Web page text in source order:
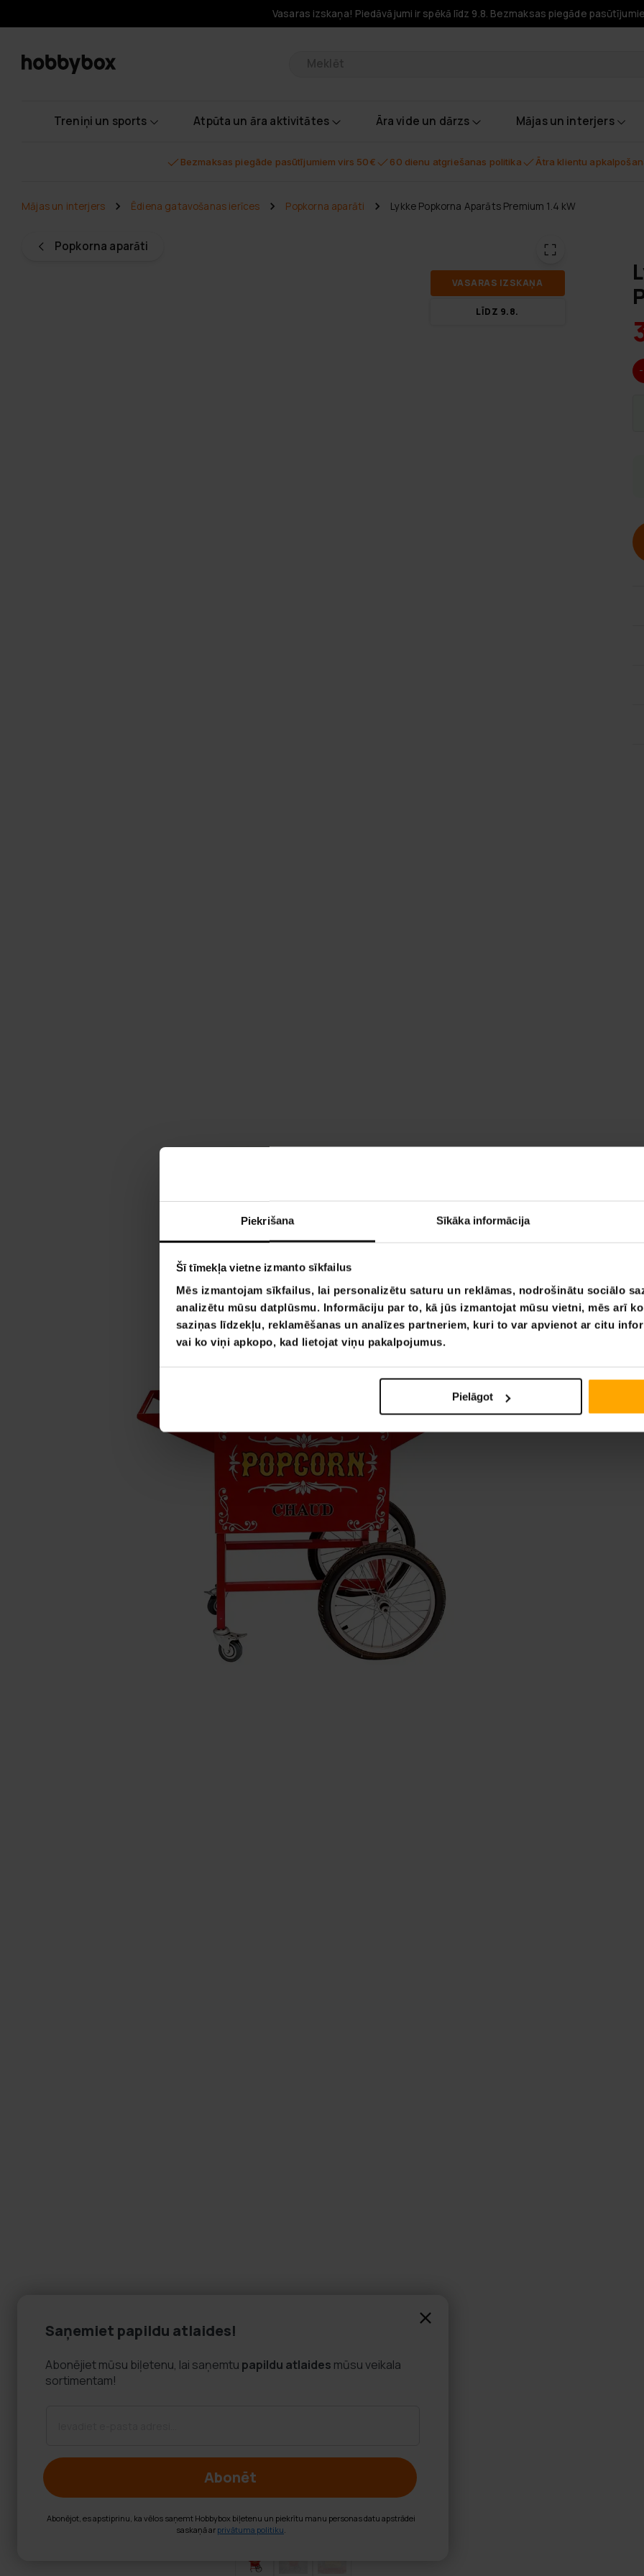
Piekrišana Sīkāka informācija
Šī tīmekļa vietne izmanto sīkfailus
Mēs izmantojam sīkfailus, lai personalizētu saturu un reklāmas, nodrošinātu sociālo
analizētu mūsu datplūsmu. Informāciju par to, kā jūs izmantojat mūsu vietni, mēs arī
saziņas līdzekļu, reklamēšanas un analīzes partneriem, kuri to var apvienot ar citu
vai ko viņi apkopo, kad lietojat viņu pakalpojumus.
Pielāgot
Vasaras izskaņa! Piedāvājumi ir spēkā līdz 9.8. Bezmaksas piegāde
Treniņi un sports Atpūta un āra aktivitātes Āra vide un dārzs Mājas un interjers
Bezmaksas piegāde pasūtījumiem virs 50€ 60 dienu atgriešanas politika Ātra klientu
Popkorna aparāti
Mājas un interjers Ēdiena gatavošanas ierīces Popkorna aparāti Lykke Popkorna Aparāts Premium 1.4 kW
VA­SA­RAS IZ­SKA­ŅA
LĪDZ 9.8.
Saņemiet papildu atlaides!
Abonējiet mūsu biļetenu, lai saņemtu papildu atlaides mūsu veikala
sortimentam!
Abonēt
Abonējot, es apstiprinu, ka vēlos saņemt Hobbybox biļetenu un piekrītu manu personas datu apstrādei
saskaņā ar privātuma politiku.